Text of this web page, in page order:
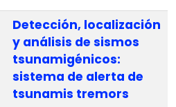
Detección, localización
y análisis de sismos
tsunamigénicos:
sistema de alerta de
tsunamis tremors